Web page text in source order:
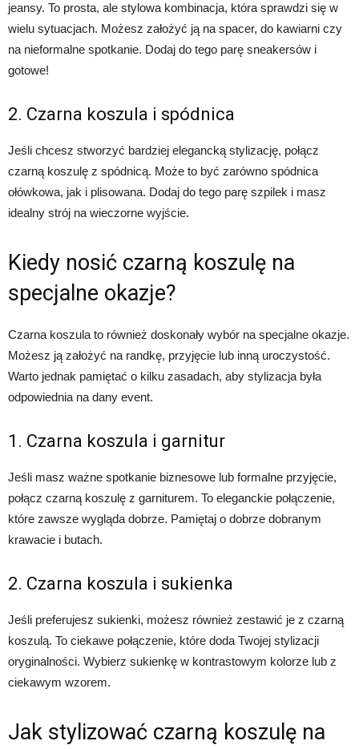
jeansy. To prosta, ale stylowa kombinacja, która sprawdzi się w
wielu sytuacjach. Możesz założyć ją na spacer, do kawiarni czy
na nieformalne spotkanie. Dodaj do tego parę sneakersów i
gotowe!
2. Czarna koszula i spódnica
Jeśli chcesz stworzyć bardziej elegancką stylizację, połącz
czarną koszulę z spódnicą. Może to być zarówno spódnica
ołówkowa, jak i plisowana. Dodaj do tego parę szpilek i masz
idealny strój na wieczorne wyjście.
Kiedy nosić czarną koszulę na
specjalne okazje?
Czarna koszula to również doskonały wybór na specjalne okazje.
Możesz ją założyć na randkę, przyjęcie lub inną uroczystość.
Warto jednak pamiętać o kilku zasadach, aby stylizacja była
odpowiednia na dany event.
1. Czarna koszula i garnitur
Jeśli masz ważne spotkanie biznesowe lub formalne przyjęcie,
połącz czarną koszulę z garniturem. To eleganckie połączenie,
które zawsze wygląda dobrze. Pamiętaj o dobrze dobranym
krawacie i butach.
2. Czarna koszula i sukienka
Jeśli preferujesz sukienki, możesz również zestawić je z czarną
koszulą. To ciekawe połączenie, które doda Twojej stylizacji
oryginalności. Wybierz sukienkę w kontrastowym kolorze lub z
ciekawym wzorem.
Jak stylizować czarną koszulę na